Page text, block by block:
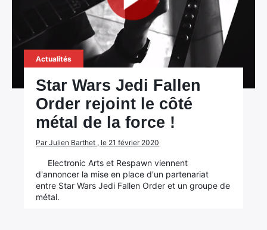
Actualités
Star Wars Jedi Fallen
Order rejoint le côté
métal de la force !
Par Julien Barthet , le 21 février 2020
Electronic Arts et Respawn viennent
d'annoncer la mise en place d'un partenariat
entre Star Wars Jedi Fallen Order et un groupe de
métal.